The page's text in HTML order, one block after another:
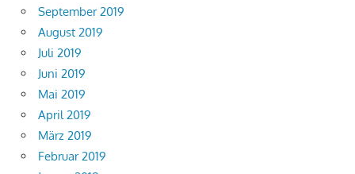
September 2019
August 2019
Juli 2019
Juni 2019
Mai 2019
April 2019
März 2019
Februar 2019